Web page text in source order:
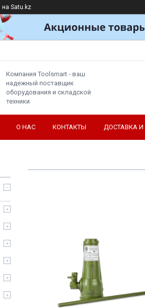
на Satu.kz
Компания Toolsmart - ваш
надежный поставщик
оборудования и складской
техники
О НАС КОНТАКТЫ ДОСТАВКА И